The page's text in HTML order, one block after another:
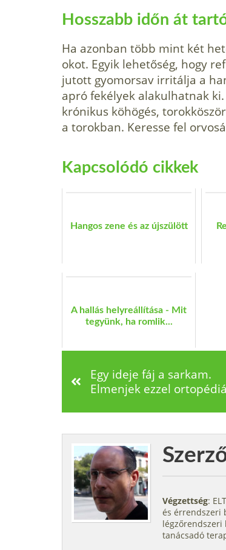
Hosszabb időn át
Ha azonban több mint két
okot. Egyik lehetőség, hogy
jutott gyomorsav irritálja a
apró fekélyek alakulhatnak
krónikus köhögés,
a torokban. Keresse fel
Kapcsolódó cikkek
Hangos zene és az újszülött
A hallás helyreállítása - Mit
tegyünk, ha romlik...
Egy ideje fáj a sarkam.
Elmenjek ezzel
Végzettség:
és érrendszeri
légzőrendszeri
tanácsadó